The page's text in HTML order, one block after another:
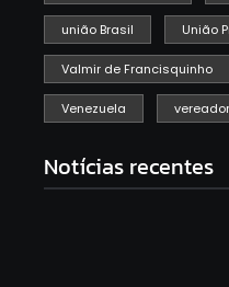
união Brasil União
Valmir de Francisquinho
Venezuela
Notícias recentes